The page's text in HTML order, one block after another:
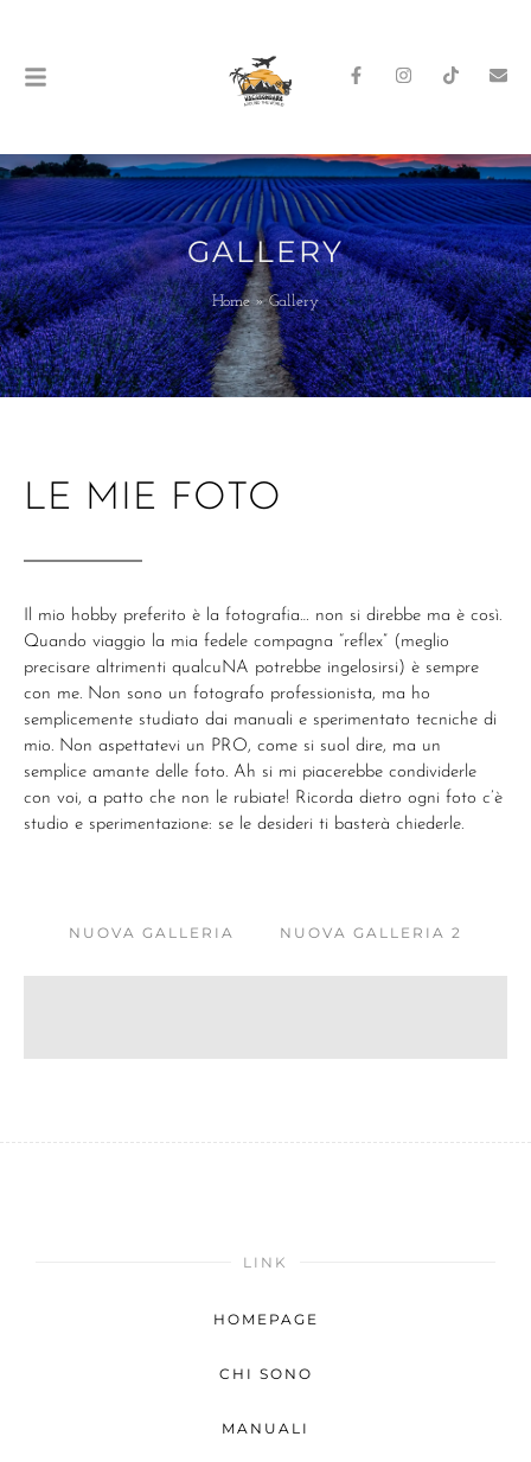
GALLERY
Home»Gallery
LE MIE FOTO
Il mio hobby preferito è la fotografia… non si direbbe ma è così.
Quando viaggio la mia fedele compagna “reflex” (meglio
precisare altrimenti qualcuNA potrebbe ingelosirsi) è sempre
con me. Non sono un fotografo professionista, ma ho
semplicemente studiato dai manuali e sperimentato tecniche di
mio. Non aspettatevi un PRO, come si suol dire, ma un
semplice amante delle foto. Ah si mi piacerebbe condividerle
con voi, a patto che non le rubiate! Ricorda dietro ogni foto c’è
studio e sperimentazione: se le desideri ti basterà chiederle.
NUOVA GALLERIA NUOVA GALLERIA 2
LINK
HOMEPAGE
CHI SONO
MANUALI